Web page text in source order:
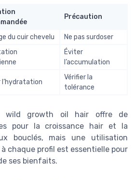
Précaution
du cuir chevelu
Ne pas surdoser
Éviter
l’accumulation
l’hydratation
Vérifier la
tolérance
wild growth oil hair offre de
pour la croissance hair et la
bouclés, mais une utilisation
chaque profil est essentielle pour
ses bienfaits.